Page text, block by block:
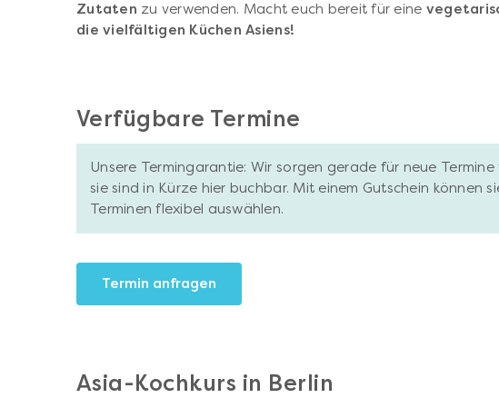
Zutaten zu verwenden. Macht euch bereit für eine
die vielfältigen Küchen Asiens!
Verfügbare Termine
Unsere Termingarantie: Wir sorgen gerade für neue
sie sind in Kürze hier buchbar. Mit einem Gutschein können
Terminen flexibel auswählen.
Termin anfragen
Asia-Kochkurs in Berlin